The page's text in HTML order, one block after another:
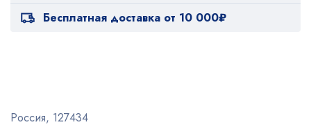
Бесплатная доставка от 10 000₽
Россия, 127434